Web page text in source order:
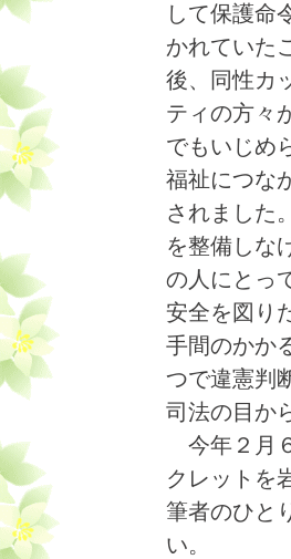
して保護命
かれていた
後、同性カ
ティの方々
でもいじめ
福祉につな
されました
を整備しな
の人にとっ
安全を図り
手間のかか
つで違憲判
司法の目か
今年２月
クレットを
筆者のひと
い。